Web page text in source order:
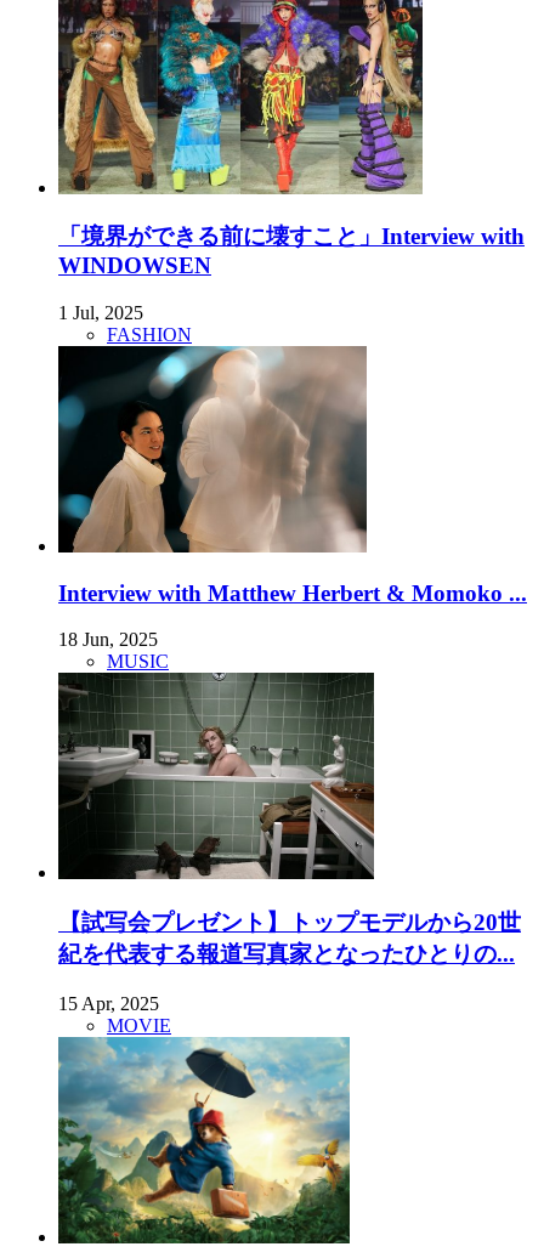
「境界ができる前に壊すこと」Interview with
WINDOWSEN
1 Jul, 2025
FASHION
Interview with Matthew Herbert & Momoko ...
18 Jun, 2025
MUSIC
【試写会プレゼント】トップモデルから20世
紀を代表する報道写真家となったひとりの...
15 Apr, 2025
MOVIE